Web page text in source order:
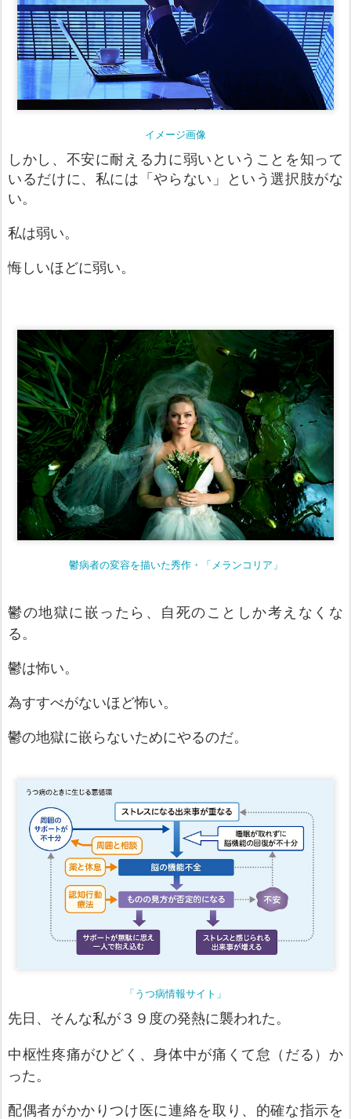
イメージ画像
しかし、不安に耐える力に弱いということを知って
いるだけに、私には「やらない」という選択肢がな
い。
私は弱い。
悔しいほどに弱い。
鬱病者の変容を描いた秀作・「メランコリア」
鬱の地獄に嵌 ったら、自死のことしか考えなくな
る。
鬱は怖い。
為すすべがないほど怖い。
鬱の地獄に嵌らないためにやるのだ。
「うつ病情報サイト」
先日、そんな私が３９度の発熱に襲われた。
中枢性疼痛がひどく、身体中が痛 くて怠（だる）か
った。
配偶者がかかりつけ医に連絡を取り、的確な指示を